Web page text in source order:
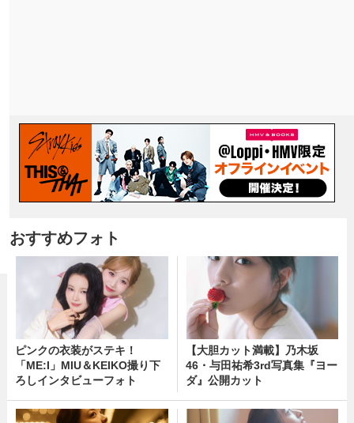
おすすめフォト
ピンクの衣装がステキ！
「ME:I」MIU＆KEIKO撮り下
ろしインタビューフォト
【大胆カット満載】乃木坂
46・与田祐希3rd写真集『ヨー
ダ』公開カット